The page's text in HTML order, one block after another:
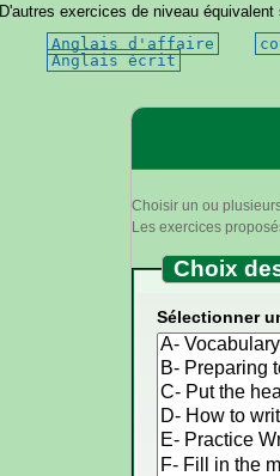
D'autres exercices de niveau équivalent
Anglais d'affaire
Anglais écrit
Choisir un ou
Les exercices
Choix
Sélectionner